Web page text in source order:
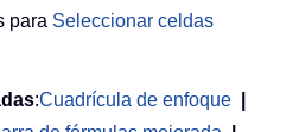
para Seleccionar celdas
:Cuadrícula de enfoque